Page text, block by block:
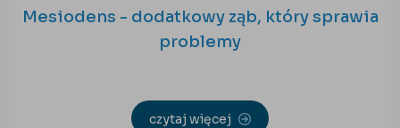
Mesiodens - dodatkowy ząb, który sprawia
problemy
czytaj więcej